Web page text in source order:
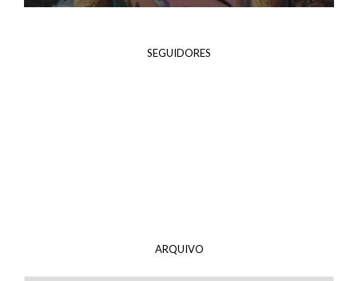
SEGUIDORES
ARQUIVO